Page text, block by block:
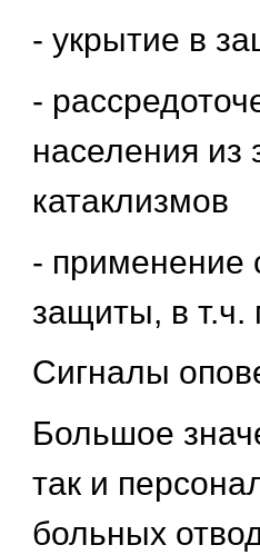
- укрытие в
-
населения из
катаклизмов
- применение
защиты, в т.ч.
Сигналы
Большое
так и
больных